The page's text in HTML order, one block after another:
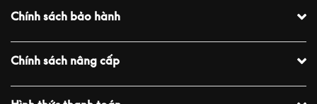
Chính sách bảo hành
Chính sách nâng cấp